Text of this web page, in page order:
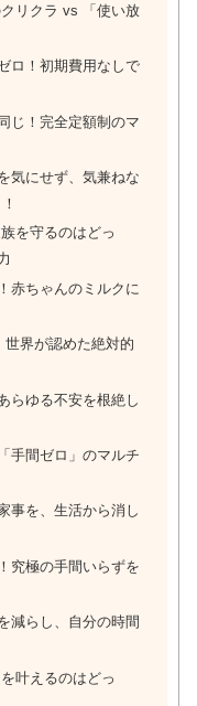
リクラ vs 「使い放
ロ！初期費用なしで
じ！完全定額制のマ
気にせず、気兼ねな
を守るのはどっ
赤ちゃんのミルクに
世界が認めた絶対的
らゆる不安を根絶し
手間ゼロ」のマルチ
事を、生活から消し
究極の手間いらずを
減らし、自分の時間
叶えるのはどっ